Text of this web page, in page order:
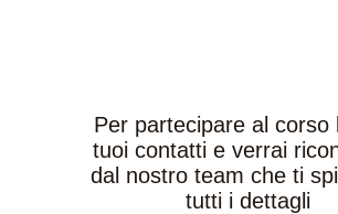
Per partecipare al corso
tuoi contatti e verrai
dal nostro team che ti
tutti i dettagli